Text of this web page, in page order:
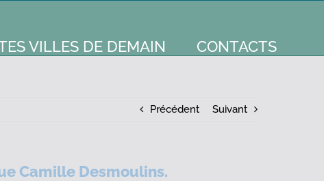
VILLES DE DEMAIN CONTACTS
Précédent Suivant
Camille Desmoulins.